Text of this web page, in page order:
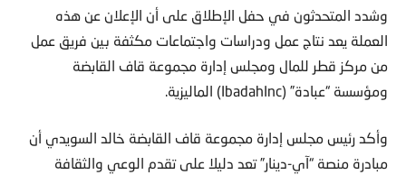
وشدد المتحدثون في حفل الإطلاق على أن الإعلان عن هذه
العملة يعد نتاج عمل ودراسات واجتماعات مكثفة بين فريق عمل
من مركز قطر للمال ومجلس إدارة مجموعة قاف القابضة
ومؤسسة “عبادة” (IbadahInc) الماليزية.
وأكد رئيس مجلس إدارة مجموعة قاف القابضة خالد السويدي أن
مبادرة منصة “آي-دينار” تعد دليلا على تقدم الوعي والثقافة